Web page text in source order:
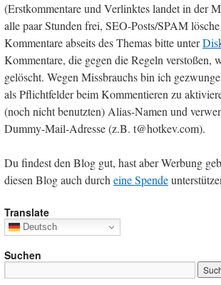
(Erstkommentare und Verlinktes landet in der
alle paar Stunden frei, SEO-Posts/SPAM
Kommentare abseits des Themas bitte unter
Kommentare, die gegen die Regeln verstoßen,
gelöscht. Wegen Missbrauchs bin ich
als Pflichtfelder beim Kommentieren zu
(noch nicht benutzten) Alias-Namen und
Dummy-Mail-Adresse (z.B. t@hotkev.com).
Du findest den Blog gut, hast aber Werbung
diesen Blog auch durcheine Spende
Translate
Deutsch
Suchen